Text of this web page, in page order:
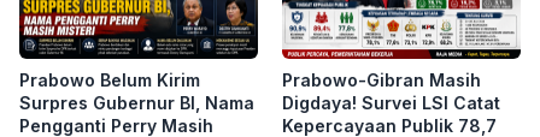
Prabowo Belum Kirim
Surpres Gubernur BI, Nama
Pengganti Perry Masih
Prabowo-Gibran Masih
Digdaya! Survei LSI Catat
Kepercayaan Publik 78,7